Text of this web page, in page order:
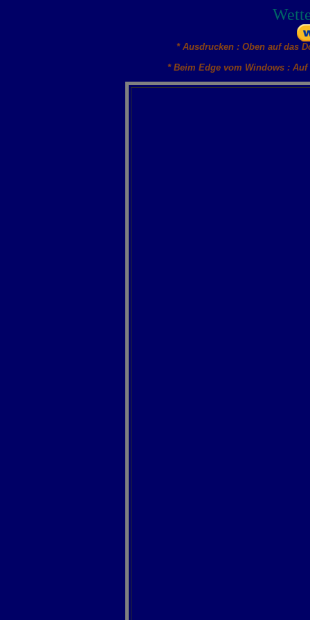
* Ausdrucken : Oben auf das
* Beim Edge vom Windows :